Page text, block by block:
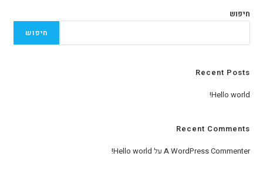
חיפוש
חיפוש
Recent Posts
Hello world!
Recent Comments
A WordPress Commenter על Hello world!